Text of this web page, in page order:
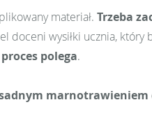
materiał. Trzeba
doceni wysiłki ucznia,
proces polega.
marnotrawieniem